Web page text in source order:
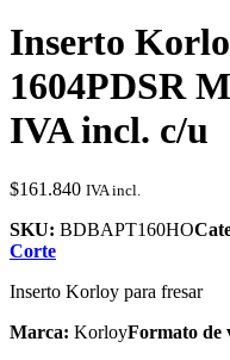
Inserto
1604PDSR
IVA incl. c/u
$161.840 IVA incl.
SKU: BDBAPT160HO
Corte
Inserto Korloy para fresar
Marca: KorloyFormato de